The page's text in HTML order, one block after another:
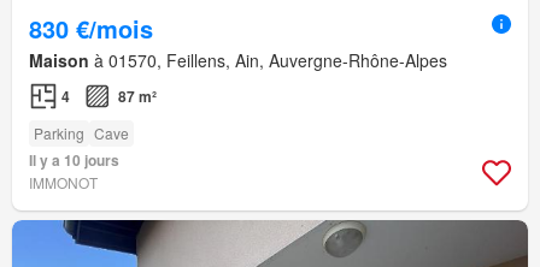
830 €/mois
Maison à 01570, Feillens, Ain, Auvergne-Rhône-Alpes
4 87 m²
Parking Cave
Il y a 10 jours
IMMONOT